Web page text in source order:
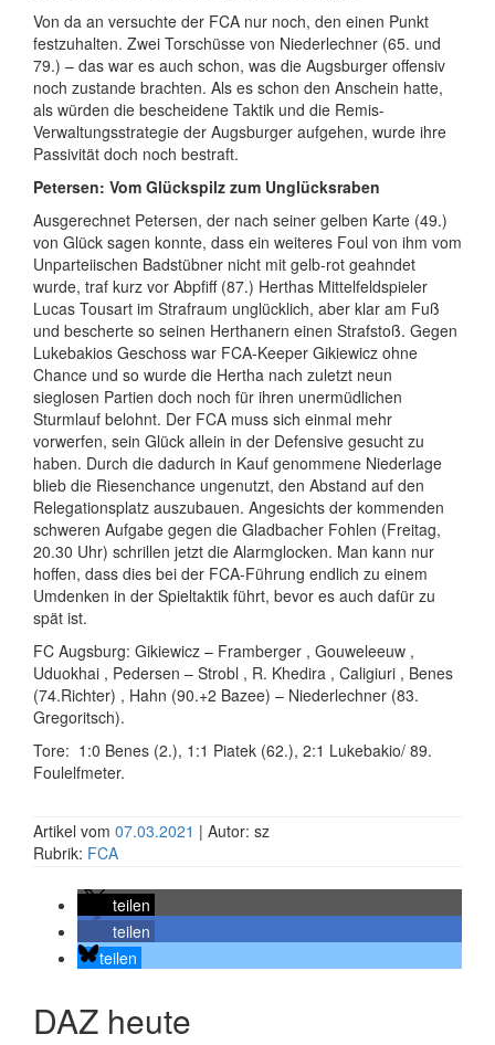
Von da an versuchte der FCA nur noch, den einen Punkt
festzuhalten. Zwei Torschüsse von Niederlechner (65. und
79.) – das war es auch schon, was die Augsburger offensiv
noch zustande brachten. Als es schon den Anschein hatte,
als würden die bescheidene Taktik und die Remis-
Verwaltungsstrategie der Augsburger aufgehen, wurde ihre
Passivität doch noch bestraft.
Petersen: Vom Glückspilz zum Unglücksraben
Ausgerechnet Petersen, der nach seiner gelben Karte (49.)
von Glück sagen konnte, dass ein weiteres Foul von ihm vom
Unparteiischen Badstübner nicht mit gelb-rot geahndet
wurde, traf kurz vor Abpfiff (87.) Herthas Mittelfeldspieler
Lucas Tousart im Strafraum unglücklich, aber klar am Fuß
und bescherte so seinen Herthanern einen Strafstoß. Gegen
Lukebakios Geschoss war FCA-Keeper Gikiewicz ohne
Chance und so wurde die Hertha nach zuletzt neun
sieglosen Partien doch noch für ihren unermüdlichen
Sturmlauf belohnt. Der FCA muss sich einmal mehr
vorwerfen, sein Glück allein in der Defensive gesucht zu
haben. Durch die dadurch in Kauf genommene Niederlage
blieb die Riesenchance ungenutzt, den Abstand auf den
Relegationsplatz auszubauen. Angesichts der kommenden
schweren Aufgabe gegen die Gladbacher Fohlen (Freitag,
20.30 Uhr) schrillen jetzt die Alarmglocken. Man kann nur
hoffen, dass dies bei der FCA-Führung endlich zu einem
Umdenken in der Spieltaktik führt, bevor es auch dafür zu
spät ist.
FC Augsburg: Gikiewicz – Framberger , Gouweleeuw ,
Uduokhai , Pedersen – Strobl , R. Khedira , Caligiuri , Benes
(74.Richter) , Hahn (90.+2 Bazee) – Niederlechner (83.
Gregoritsch).
Tore: 1:0 Benes (2.), 1:1 Piatek (62.), 2:1 Lukebakio/ 89.
Foulelfmeter.
Artikel vom 07.03.2021 | Autor: sz
Rubrik: FCA
teilen
teilen
teilen
DAZ heute